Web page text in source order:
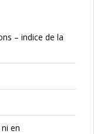
– indice de la
en